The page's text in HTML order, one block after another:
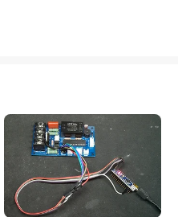
나기 힘들어
한 현실에
은 다 '뻥'입
모르겠군요. .
트룸으로 색
현하고 냉기